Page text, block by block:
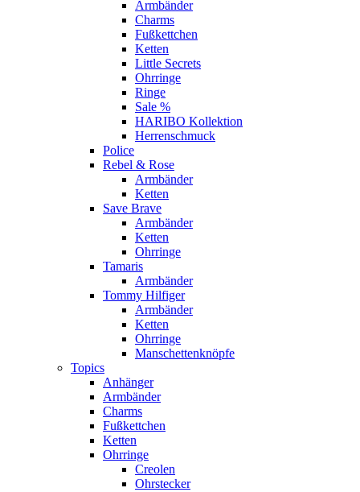
Armbänder
Charms
Fußkettchen
Ketten
Little Secrets
Ohrringe
Ringe
Sale %
HARIBO Kollektion
Herrenschmuck
Police
Rebel & Rose
Armbänder
Ketten
Save Brave
Armbänder
Ketten
Ohrringe
Tamaris
Armbänder
Tommy Hilfiger
Armbänder
Ketten
Ohrringe
Manschettenknöpfe
Topics
Anhänger
Armbänder
Charms
Fußkettchen
Ketten
Ohrringe
Creolen
Ohrstecker